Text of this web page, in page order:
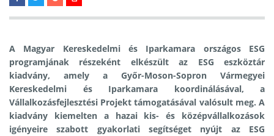
A Magyar Kereskedelmi és Iparkamara országos ESG
programjának részeként elkészült az ESG eszköztár
kiadvány, amely a Győr-Moson-Sopron Vármegyei
Kereskedelmi és Iparkamara koordinálásával, a
Vállalkozásfejlesztési Projekt támogatásával valósult meg. A
kiadvány kiemelten a hazai kis- és középvállalkozások
igényeire szabott gyakorlati segítséget nyújt az ESG